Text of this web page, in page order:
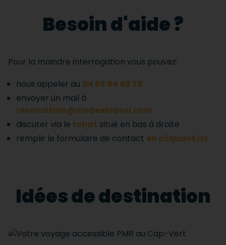
Besoin d'aide ?
Pour la moindre interrogation vous pouvez:
nous appeler au 04 65 84 48 78
envoyer un mail à
reservation@mobeetravel.com
discuter via le tchat situé en bas à droite
remplir le formulaire de contact en cliquant ici
Idées de destination